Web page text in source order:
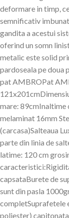
deformare in timp,
semnificativ
gandita a acestui
oferind un somn
metalic este solid
pardoseala pe doua
pat AMBROPat
mare: 89cmInaltime
melaminat 16mm
(carcasa)Salteaua
parte din linia de
latime: 120 cm
capsataBurete de
sunt din pasla
completSuprafetele
poliester)